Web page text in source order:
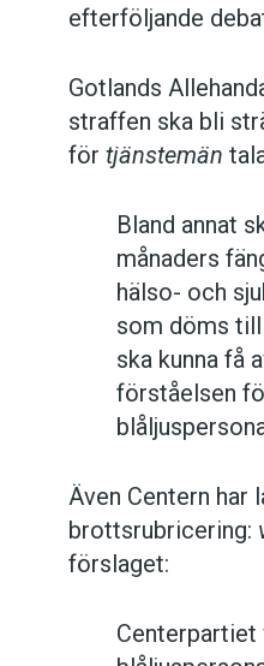
efterföljande
Gotlands
straffen ska bli
för tjänstemän
Bland annat
månaders
hälso- och
som döms
ska kunna få
förståelsen
Även Centern har
brottsrubricering:
förslaget: